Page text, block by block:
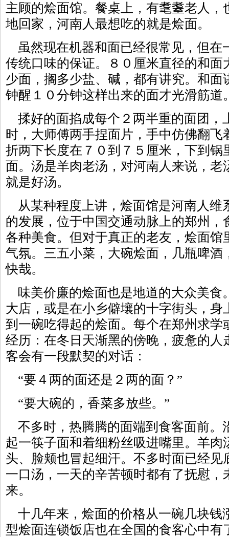
主顾的烩面馆。餐桌上，有耄耋老人，
地回家，河南人最想吃的就是烩面。
虽然现在机器和面已经很常见，但在
传统口味的保证。８０厘米直径的和面
少面，搁多少盐、碱，都有讲究。和面
钟醒１０分钟这样出来的面才光滑筋道
揉好的面掐成每个２两半重的面团，
时，大师傅两手捏面片，手中仿佛翻
折两下长度在７０到７５厘米，下到锅
面。汤是羊肉老汤，对河南人来说，
就是好汤。
从某种程度上讲，烩面馆是河南人维
的发展，位于中国交通动脉上的郑州，
各种美食。但对于真正的老友，烩面馆
气氛。三五小菜，大碗烩面，几瓶啤酒
快哉。
味美价廉的烩面也是地道的大众美食
大店，或是在小乡僻壤的十字街头，身
到一碗吃得起的烩面。每个在郑州求学
经历：在冬日天渐黑的傍晚，疲惫的人
客会有一段默契的对话：
“要４两的面还是２两的面？”
“要大碗的，香菜多放些。”
不多时，热腾腾的面端到食客面前。
起一筷子面和着细粉丝吸进嘴里。羊肉
头、脸颊也冒起细汗。不多时面已经见
一口汤，一天的辛苦顿时都有了抚慰，
来。
十几年来，烩面的价格从一碗几块钱
型烩面连锁饭店也在全国的食客心中有